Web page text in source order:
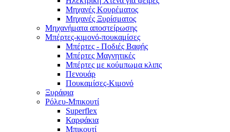
Μηχανές Κουρέματος
Μηχανές Ξυρίσματος
Μηχανήματα αποστείρωσης
Μπέρτες-κιμονό-πουκαμίσες
Μπέρτες - Ποδιές Βαφής
Μπέρτες Μαγνητικές
Μπέρτες με κούμπωμα κλιπς
Πενουάρ
Πουκαμίσες-Κιμονό
Ξυράφια
Ρόλευ-Μπικουτί
Superflex
Καρφάκια
Μπικουτί